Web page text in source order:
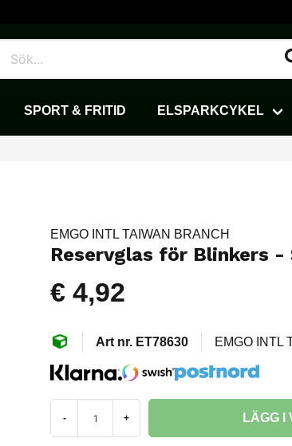
SPORT & FRITID ELSPARKCYKEL
EMGO INTL TAIWAN BRANCH
Reservglas för Blinkers -
€ 4,92
ET78630 EMGO INTL
- + LÄGG I